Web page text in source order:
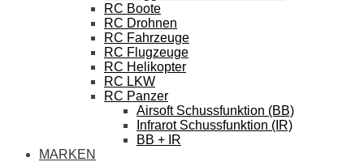
RC Boote
RC Drohnen
RC Fahrzeuge
RC Flugzeuge
RC Helikopter
RC LKW
RC Panzer
Airsoft Schussfunktion (BB)
Infrarot Schussfunktion (IR)
BB + IR
MARKEN